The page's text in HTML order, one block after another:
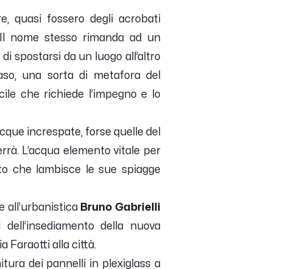
quasi fossero degli acrobati
nome stesso rimanda ad un
spostarsi da un luogo all’altro
una sorta di metafora del
che richiede l’impegno e lo
increspate, forse quelle del
L’acqua elemento vitale per
che lambisce le sue spiagge
all’urbanistica Bruno Gabrielli
della nuova
Faraotti alla città.
dei pannelli in plexiglass a